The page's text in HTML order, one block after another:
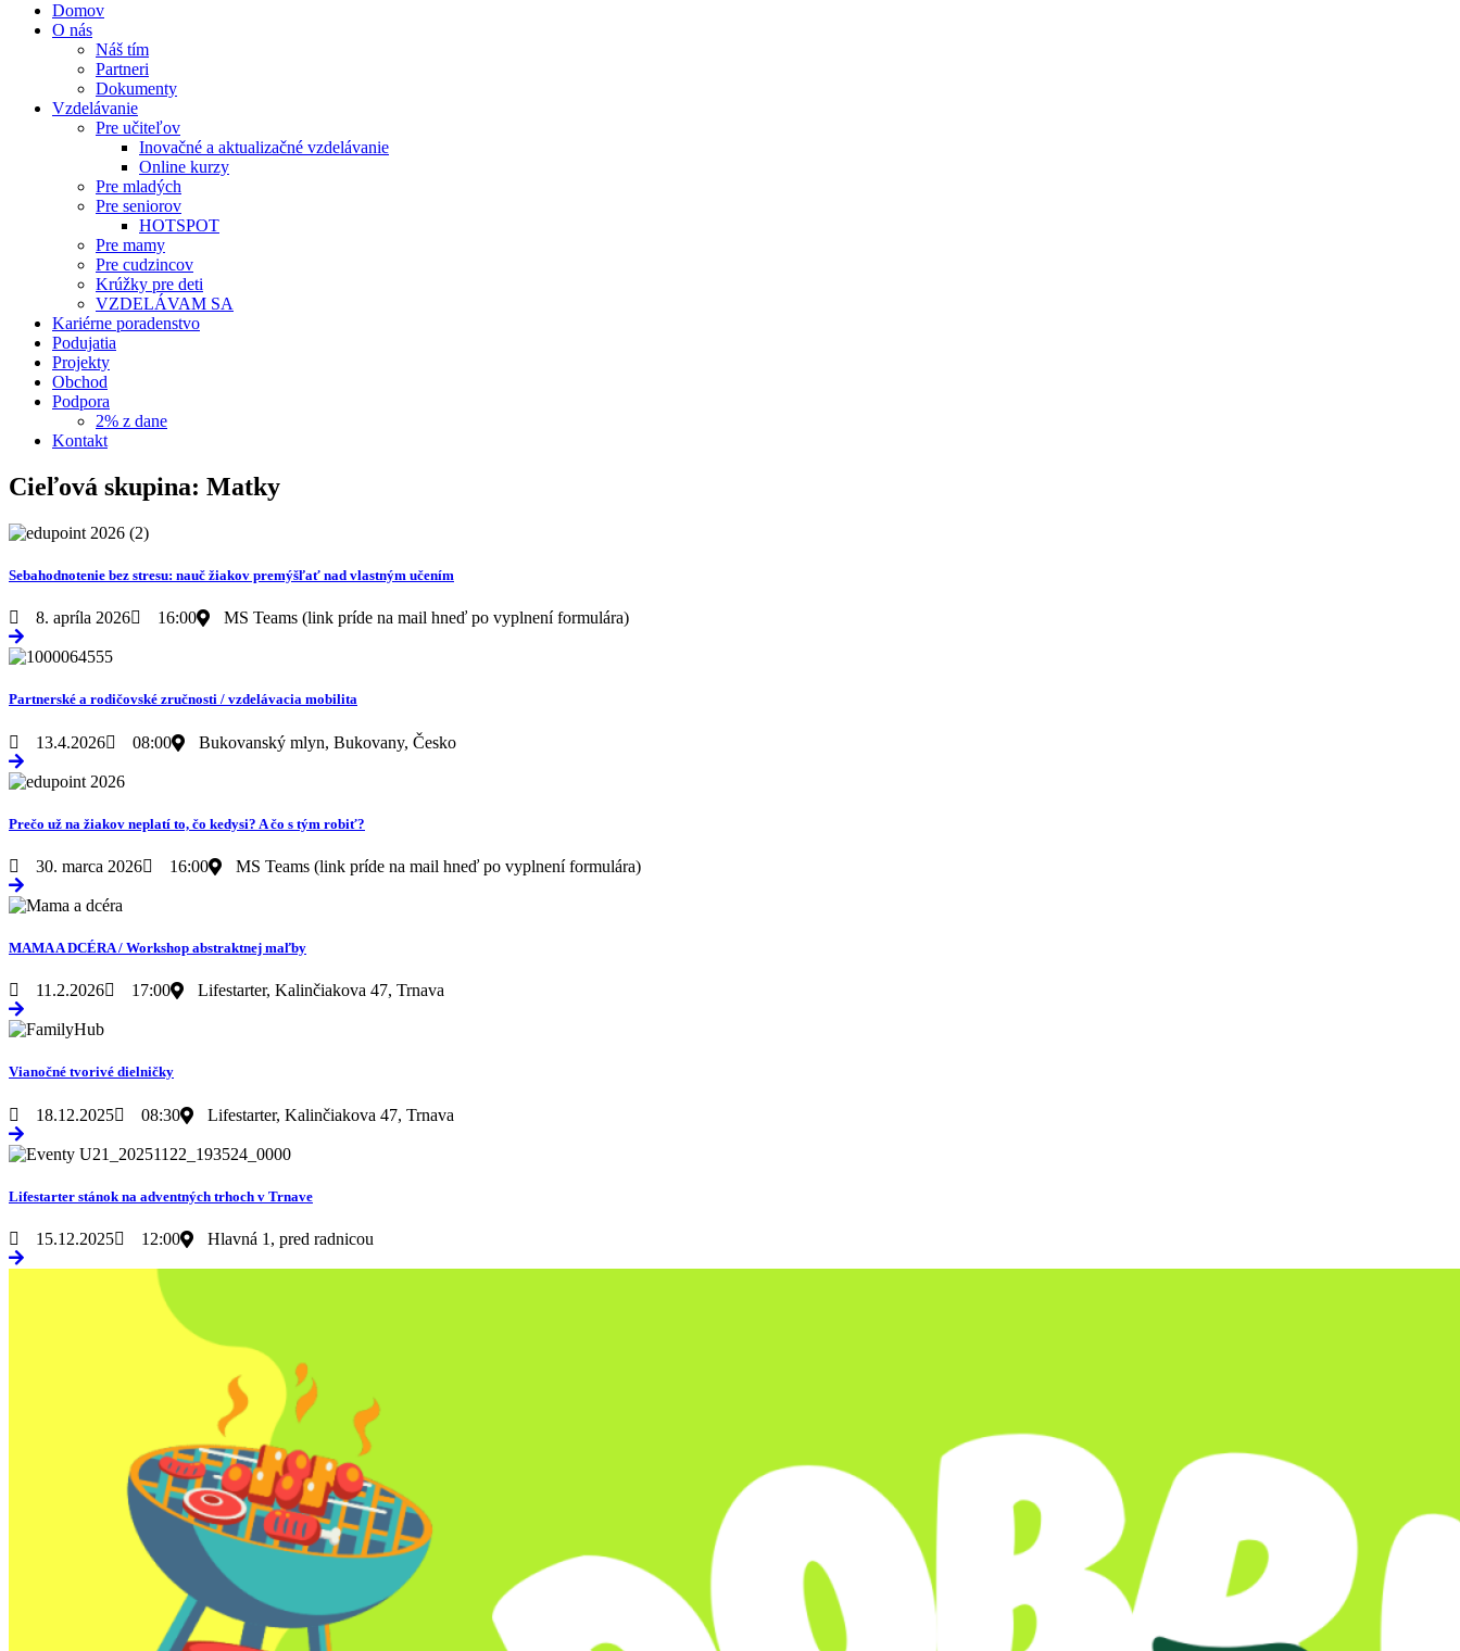
Domov
O nás
Náš tím
Partneri
Dokumenty
Vzdelávanie
Pre učiteľov
Inovačné a aktualizačné vzdelávanie
Online kurzy
Pre mladých
Pre seniorov
HOTSPOT
Pre mamy
Pre cudzincov
Krúžky pre deti
VZDELÁVAM SA
Kariérne poradenstvo
Podujatia
Projekty
Obchod
Podpora
2% z dane
Kontakt
Cieľová skupina: Matky
Sebahodnotenie bez stresu: nauč žiakov premýšľať nad vlastným učením
8. apríla 2026 16:00 MS Teams (link príde na mail hneď po vyplnení formulára)
Partnerské a rodičovské zručnosti / vzdelávacia mobilita
13.4.2026 08:00 Bukovanský mlyn, Bukovany, Česko
Prečo už na žiakov neplatí to, čo kedysi? A čo s tým robiť?
30. marca 2026 16:00 MS Teams (link príde na mail hneď po vyplnení formulára)
MAMA A DCÉRA / Workshop abstraktnej maľby
11.2.2026 17:00 Lifestarter, Kalinčiakova 47, Trnava
Vianočné tvorivé dielničky
18.12.2025 08:30 Lifestarter, Kalinčiakova 47, Trnava
Lifestarter stánok na adventných trhoch v Trnave
15.12.2025 12:00 Hlavná 1, pred radnicou